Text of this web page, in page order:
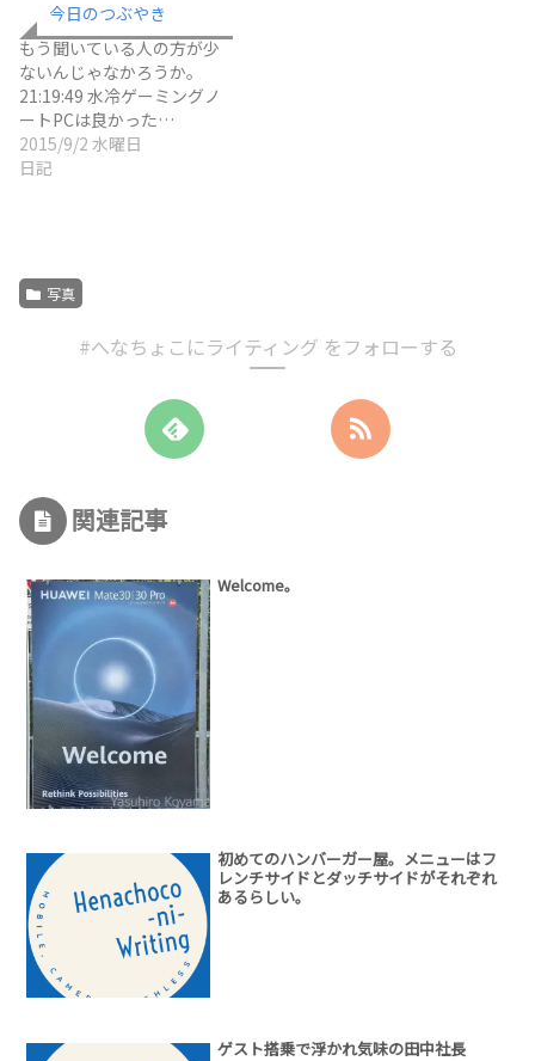
今日のつぶやき
もう聞いている人の方が少
ないんじゃなかろうか。
21:19:49 水冷ゲーミングノ
ートPCは良かった…
2015/9/2 水曜日
日記
写真
#へなちょこにライティング をフォローする
関連記事
Welcome。
初めてのハンバーガー屋。メニューはフ
レンチサイドとダッチサイドがそれぞれ
あるらしい。
ゲスト搭乗で浮かれ気味の田中社長